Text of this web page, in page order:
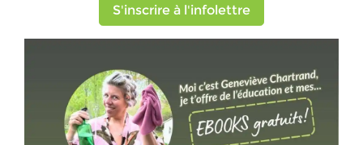
S'inscrire à l'infolettre